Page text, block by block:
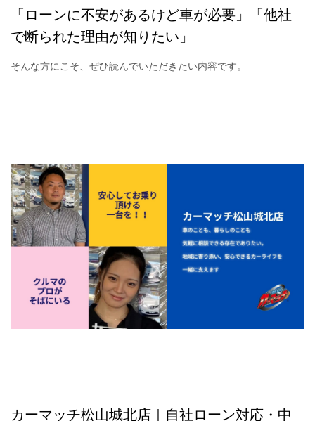
「ローンに不安があるけど車が必要」「他社
で断られた理由が知りたい」
そんな方にこそ、ぜひ読んでいただきたい内容です。
カーマッチ松山城北店｜自社ローン対応・中